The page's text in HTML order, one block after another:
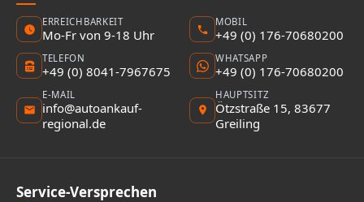
ERREICHBARKEIT
Mo-Fr von 9-18 Uhr
MOBIL
+49 (0) 176-70680200
TELEFON
+49 (0) 8041-7967675
WHATSAPP
+49 (0) 176-70680200
E-MAIL
info@autoankauf-
regional.de
HAUPTSITZ
Ötzstraße 15, 83677
Greiling
Service-Versprechen